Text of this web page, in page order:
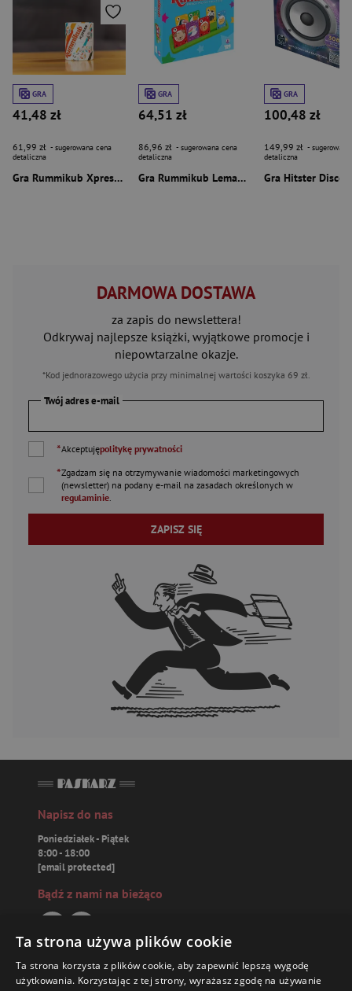
GRA
41,48 zł
61,99 zł - sugerowana cena
detaliczna
Gra Rummikub Xpress Lemada LMD1683
GRA
64,51 zł
86,96 zł - sugerowana cena
detaliczna
Gra Rummikub Lemada dla dzieci LMD1687
GRA
100,48 zł
149,99 zł -
detaliczna
DARMOWA DOSTAWA
za zapis do newslettera!
Odkrywaj najlepsze książki, wyjątkowe promocje i
niepowtarzalne okazje.
*Kod jednorazowego użycia przy minimalnej wartości koszyka 69 zł.
Twój adres e-mail
*Akceptujępolitykę prywatności
*Zgadzam się na otrzymywanie wiadomości marketingowych
(newsletter) na podany e-mail na zasadach określonych w
regulaminie.
ZAPISZ SIĘ
Napisz do nas
Poniedziałek - Piątek
8:00 - 18:00
[email protected]
Bądź z nami na bieżąco
Paskarz.pl
Ta strona używa plików cookie
Ta strona korzysta z plików cookie, aby zapewnić lepszą wygodę
użytkowania. Korzystając z tej strony, wyrażasz zgodę na używanie